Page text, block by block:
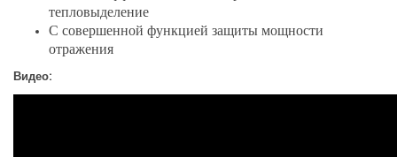
тепловыделение
С совершенной функцией защиты мощности
отражения
Видео: